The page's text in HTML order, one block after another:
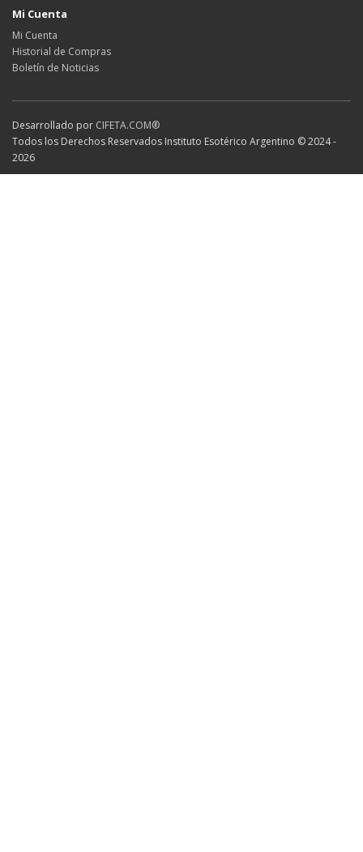
Mi Cuenta
Mi Cuenta
Historial de Compras
Boletín de Noticias
Desarrollado por CIFETA.COM®
Todos los Derechos Reservados Instituto Esotérico Argentino © 2024 -
2026